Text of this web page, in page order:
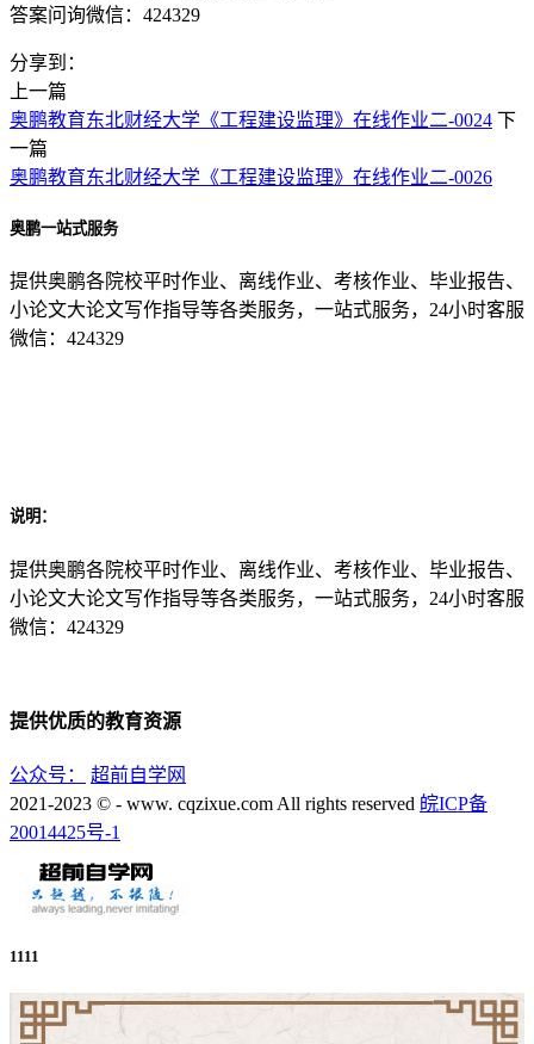
答案问询微信：424329
分享到：
上一篇
奥鹏教育东北财经大学《工程建设监理》在线作业二-0024 下
一篇
奥鹏教育东北财经大学《工程建设监理》在线作业二-0026
奥鹏一站式服务
提供奥鹏各院校平时作业、离线作业、考核作业、毕业报告、
小论文大论文写作指导等各类服务，一站式服务，24小时客服
微信：424329
说明：
提供奥鹏各院校平时作业、离线作业、考核作业、毕业报告、
小论文大论文写作指导等各类服务，一站式服务，24小时客服
微信：424329
提供优质的教育资源
公众号：
超前自学网
2021-2023 © - www. cqzixue.com All rights reserved 皖ICP备
20014425号-1
1111